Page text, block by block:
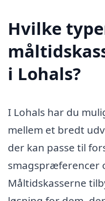
Hvilke
i Lohals?
I Lohals har du
mellem et bredt
der kan passe til
smagspræferencer
Måltidskasserne